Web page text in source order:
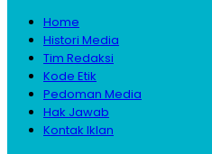
Home
Histori Media
Tim Redaksi
Kode Etik
Pedoman Media
Hak Jawab
Kontak Iklan